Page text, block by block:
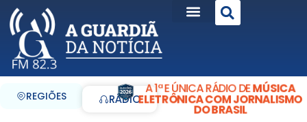
REGIÕES RÁDIO
A 1ª E ÚNICA RÁDIO DEMÚSICA
ELETRÔNICA COM JORNALISMO
DO BRASIL